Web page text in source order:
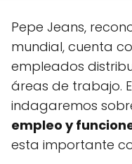
Pepe Jeans,
mundial, cuenta
empleados
áreas de trabajo.
indagaremos
empleo y
esta importante